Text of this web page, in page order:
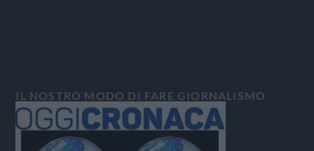
IL NOSTRO MODO DI FARE GIORNALISMO